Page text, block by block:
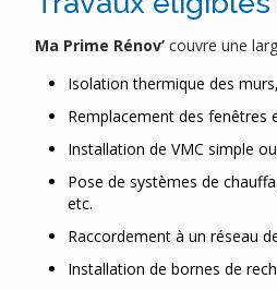
Ma Prime Rénov’couvre une
Isolation thermique des
Remplacement des fenêtres
Installation de VMC simple
Pose de systèmes de
etc.
Raccordement à un réseau
Installation de bornes de